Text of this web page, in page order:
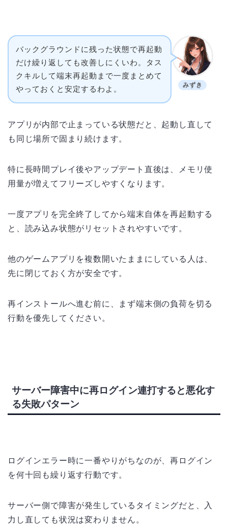
みずき
バックグラウンドに残った状態で再起動
だけ繰り返しても改善しにくいわ。タス
クキルして端末再起動まで一度まとめて
やっておくと安定するわよ。
アプリが内部で止まっている状態だと、起動し直して
も同じ場所で固まり続けます。
特に長時間プレイ後やアップデート直後は、メモリ使
用量が増えてフリーズしやすくなります。
一度アプリを完全終了してから端末自体を再起動する
と、読み込み状態がリセットされやすいです。
他のゲームアプリを複数開いたままにしている人は、
先に閉じておく方が安全です。
再インストールへ進む前に、まず端末側の負荷を切る
行動を優先してください。
サーバー障害中に再ログイン連打すると悪化す
る失敗パターン
ログインエラー時に一番やりがちなのが、再ログイン
を何十回も繰り返す行動です。
サーバー側で障害が発生しているタイミングだと、入
力し直しても状況は変わりません。